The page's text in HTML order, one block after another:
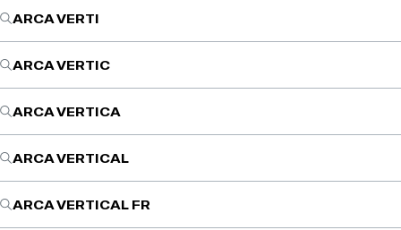
ARCA VERTI
ARCA VERTIC
ARCA VERTICA
ARCA VERTICAL
ARCA VERTICAL FR